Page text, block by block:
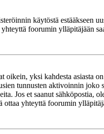
käytöstä estääkseen
foorumin ylläpitäjään
oikein, yksi kahdesta asiasta
tunnusten aktivoinnin
Jos et saanut sähköpostia,
ottaa yhteyttä foorumin